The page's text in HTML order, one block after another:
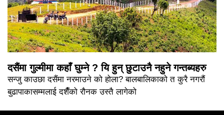
दसैंमा गुल्मीमा कहाँ घुम्ने ? यि हुन् छुटाउनै नहुने गन्तब्यहरु
सन्जु काउछा दसैंमा नरमाउने को होला? बालबालिकाको त कुरै नगरौं
बुढापाकासम्मलाई दशैँको रौनक उस्तै लागेको